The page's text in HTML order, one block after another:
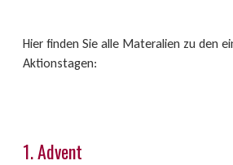
Hier finden Sie alle Materalien zu den
Aktionstagen:
1. Advent